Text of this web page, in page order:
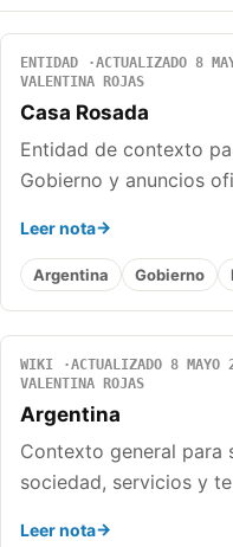
ENTIDAD ACTUALIZADO 8
VALENTINA ROJAS
Casa Rosada
Entidad de contexto
Gobierno y anuncios
Leer nota
Argentina Gobierno
WIKI ACTUALIZADO 8 MAYO
VALENTINA ROJAS
Argentina
Contexto general para
sociedad, servicios y
Leer nota